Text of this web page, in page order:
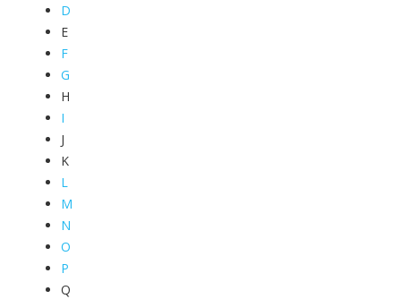
D
E
F
G
H
I
J
K
L
M
N
O
P
Q